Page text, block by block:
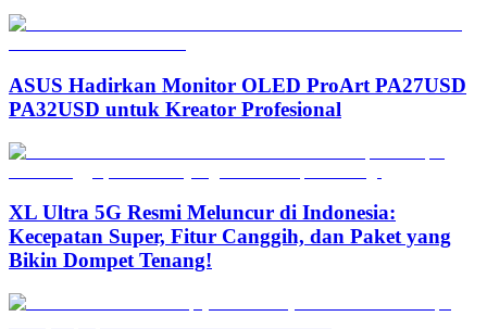
ASUS Hadirkan Monitor OLED ProArt PA27USD
PA32USD untuk Kreator Profesional
XL Ultra 5G Resmi Meluncur di Indonesia:
Kecepatan Super, Fitur Canggih, dan Paket yang
Bikin Dompet Tenang!